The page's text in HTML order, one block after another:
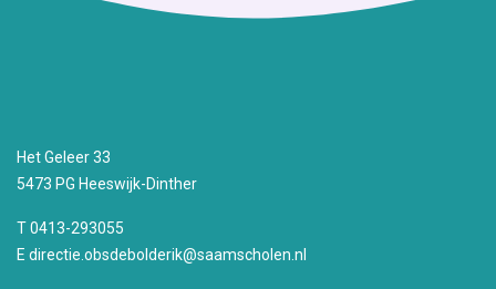
Het Geleer 33
5473 PG Heeswijk-Dinther
T 0413-293055
E ​​​​​​​directie.obsdebolderik@saamscholen.nl